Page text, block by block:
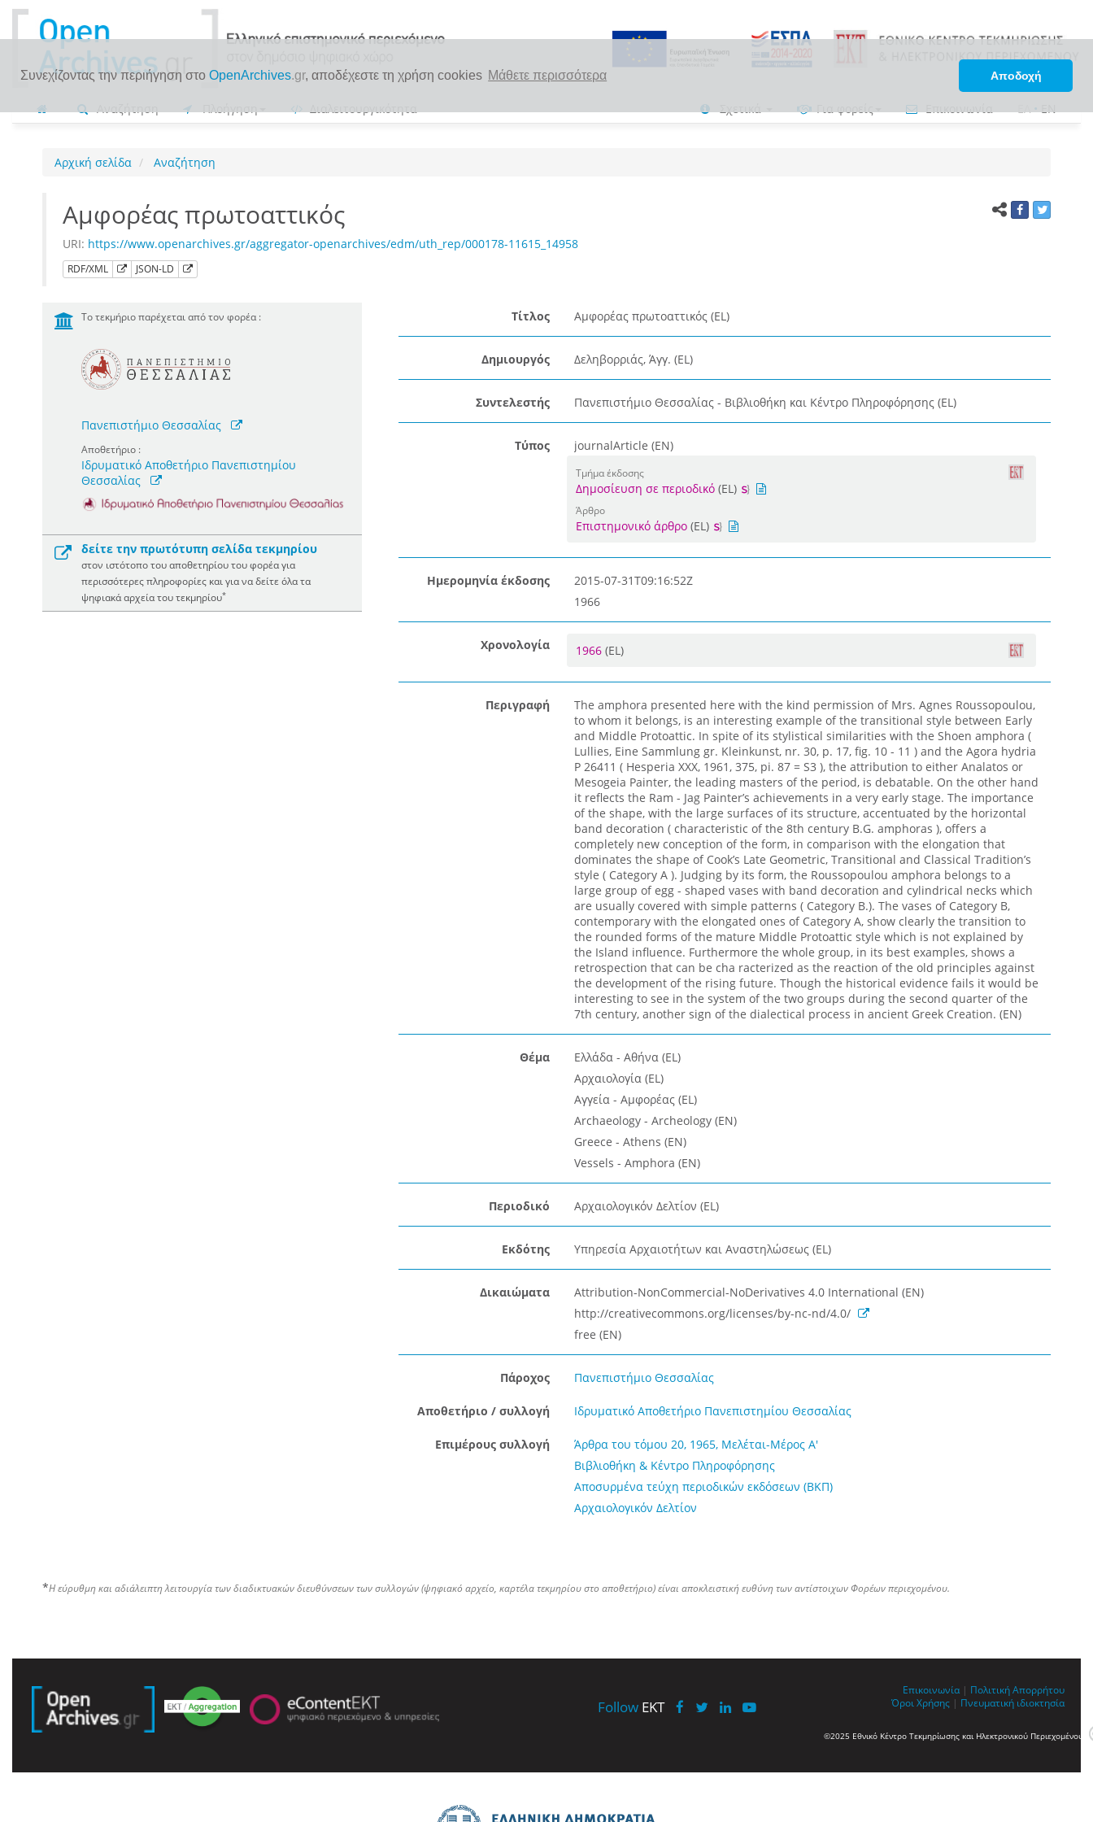
Συνεχίζοντας την περιήγηση στο OpenArchives.gr, αποδέχεστε τη χρήση cookies Μάθετε περισσότερα Αποδοχή
Αναζήτηση Πλοήγηση Διαλειτουργικότητα Σχετικά Για φορείς Επικοινωνία ΕΛ•EN
Αρχική σελίδα Αναζήτηση
Αμφορέας πρωτοαττικός
URI: https://www.openarchives.gr/aggregator-openarchives/edm/uth_rep/000178-11615_14958
RDF/XML JSON-LD
Το τεκμήριο παρέχεται από τον φορέα :
Πανεπιστήμιο Θεσσαλίας
Αποθετήριο :
Ιδρυματικό Αποθετήριο Πανεπιστημίου
Θεσσαλίας
δείτε την πρωτότυπη σελίδα τεκμηρίου
στον ιστότοπο του αποθετηρίου του φορέα για
περισσότερες πληροφορίες και για να δείτε όλα τα
ψηφιακά αρχεία του τεκμηρίου*
Τίτλος Αμφορέας πρωτοαττικός (EL)
Δημιουργός Δεληβορριάς, Άγγ. (EL)
Συντελεστής Πανεπιστήμιο Θεσσαλίας - Βιβλιοθήκη και Κέντρο Πληροφόρησης (EL)
Τύπος journalArticle (EN)
Τμήμα έκδοσης
Δημοσίευση σε περιοδικό(EL)
Άρθρο
Επιστημονικό άρθρο(EL)
Ημερομηνία έκδοσης
2015-07-31T09:16:52Z
1966
Χρονολογία 1966 (EL)
Περιγραφή
The amphora presented here with the kind permission of Mrs. Agnes Roussopoulou,
to whom it belongs, is an interesting example of the transitional style between Early
and Middle Protoattic. In spite of its stylistical similarities with the Shoen amphora (
Lullies, Eine Sammlung gr. Kleinkunst, nr. 30, p. 17, fig. 10 - 11 ) and the Agora hydria
P 26411 ( Hesperia XXX, 1961, 375, pi. 87 = S3 ), the attribution to either Analatos or
Mesogeia Painter, the leading masters of the period, is debatable. On the other hand
it reflects the Ram - Jag Painter’s achievements in a very early stage. The importance
of the shape, with the large surfaces of its structure, accentuated by the horizontal
band decoration ( characteristic of the 8th century B.G. amphoras ), offers a
completely new conception of the form, in comparison with the elongation that
dominates the shape of Cook’s Late Geometric, Transitional and Classical Tradition’s
style ( Category A ). Judging by its form, the Roussopoulou amphora belongs to a
large group of egg - shaped vases with band decoration and cylindrical necks which
are usually covered with simple patterns ( Category B.). The vases of Category B,
contemporary with the elongated ones of Category A, show clearly the transition to
the rounded forms of the mature Middle Protoattic style which is not explained by
the Island influence. Furthermore the whole group, in its best examples, shows a
retrospection that can be cha racterized as the reaction of the old principles against
the development of the rising future. Though the historical evidence fails it would be
interesting to see in the system of the two groups during the second quarter of the
7th century, another sign of the dialectical process in ancient Greek Creation. (EN)
Θέμα
Ελλάδα - Αθήνα (EL)
Αρχαιολογία (EL)
Αγγεία - Αμφορέας (EL)
Archaeology - Archeology (EN)
Greece - Athens (EN)
Vessels - Amphora (EN)
Περιοδικό Αρχαιολογικόν Δελτίον (EL)
Εκδότης Υπηρεσία Αρχαιοτήτων και Αναστηλώσεως (EL)
Δικαιώματα
Attribution-NonCommercial-NoDerivatives 4.0 International (EN)
http://creativecommons.org/licenses/by-nc-nd/4.0/
free (EN)
Πάροχος Πανεπιστήμιο Θεσσαλίας
Αποθετήριο / συλλογή Ιδρυματικό Αποθετήριο Πανεπιστημίου Θεσσαλίας
Επιμέρους συλλογή
Άρθρα του τόμου 20, 1965, Μελέται-Μέρος Α'
Βιβλιοθήκη & Κέντρο Πληροφόρησης
Αποσυρμένα τεύχη περιοδικών εκδόσεων (ΒΚΠ)
Αρχαιολογικόν Δελτίον
*Η εύρυθμη και αδιάλειπτη λειτουργία των διαδικτυακών διευθύνσεων των συλλογών (ψηφιακό αρχείο, καρτέλα τεκμηρίου στο αποθετήριο) είναι αποκλειστική ευθύνη των αντίστοιχων Φορέων περιεχομένου.
Follow EKT
Επικοινωνία | Πολιτική Απορρήτου
Όροι Χρήσης | Πνευματική ιδιοκτησία
©2025 Εθνικό Κέντρο Τεκμηρίωσης και Ηλεκτρονικού Περιεχομένου